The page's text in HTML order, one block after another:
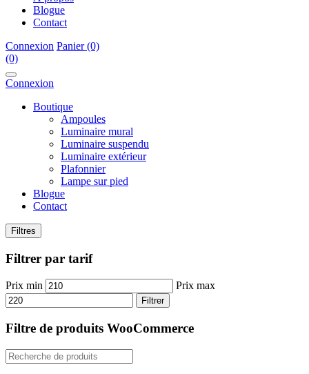
Blogue
Contact
Connexion Panier (0)
(0)
Connexion
Boutique
Ampoules
Luminaire mural
Luminaire suspendu
Luminaire extérieur
Plafonnier
Lampe sur pied
Blogue
Contact
Filtres
Filtrer par tarif
Prix min Prix max
Filtrer
Filtre de produits WooCommerce